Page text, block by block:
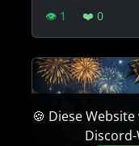
🍪 Diese
👁 1 ❤️ 0